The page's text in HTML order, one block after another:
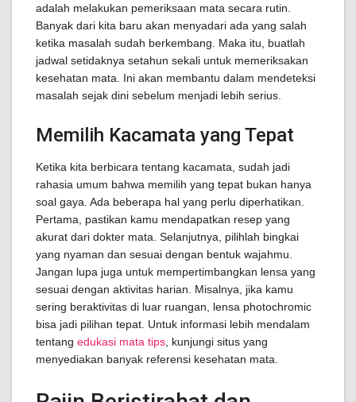
adalah melakukan pemeriksaan mata secara rutin.
Banyak dari kita baru akan menyadari ada yang salah
ketika masalah sudah berkembang. Maka itu, buatlah
jadwal setidaknya setahun sekali untuk memeriksakan
kesehatan mata. Ini akan membantu dalam mendeteksi
masalah sejak dini sebelum menjadi lebih serius.
Memilih Kacamata yang Tepat
Ketika kita berbicara tentang kacamata, sudah jadi
rahasia umum bahwa memilih yang tepat bukan hanya
soal gaya. Ada beberapa hal yang perlu diperhatikan.
Pertama, pastikan kamu mendapatkan resep yang
akurat dari dokter mata. Selanjutnya, pilihlah bingkai
yang nyaman dan sesuai dengan bentuk wajahmu.
Jangan lupa juga untuk mempertimbangkan lensa yang
sesuai dengan aktivitas harian. Misalnya, jika kamu
sering beraktivitas di luar ruangan, lensa photochromic
bisa jadi pilihan tepat. Untuk informasi lebih mendalam
tentang edukasi mata tips , kunjungi situs yang
menyediakan banyak referensi kesehatan mata.